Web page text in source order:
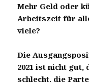
Mehr Geld oder
Arbeitszeit für
viele?
Die
2021 ist nicht
schlecht, die